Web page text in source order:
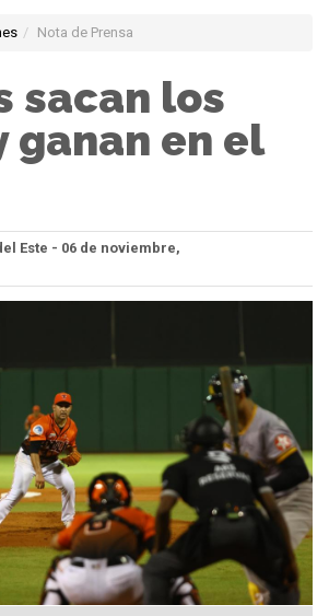
Nota de Prensa
sacan los
ganan en el
Este - 06 de noviembre,